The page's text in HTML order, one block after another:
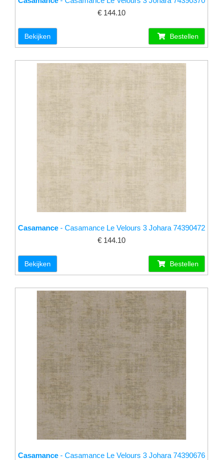
€ 144.10
Bekijken Bestellen
Casamance - Casamance Le Velours 3 Johara 74390472
€ 144.10
Bekijken Bestellen
Casamance - Casamance Le Velours 3 Johara 74390676